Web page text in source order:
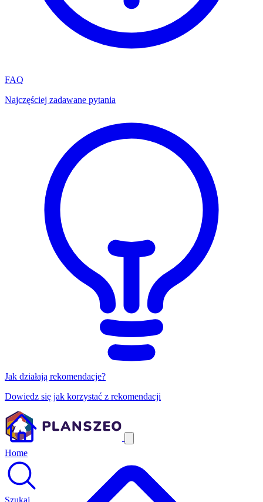
FAQ
Najczęściej zadawane pytania
Jak działają rekomendacje?
Dowiedz się jak korzystać z rekomendacji
Home
Szukaj